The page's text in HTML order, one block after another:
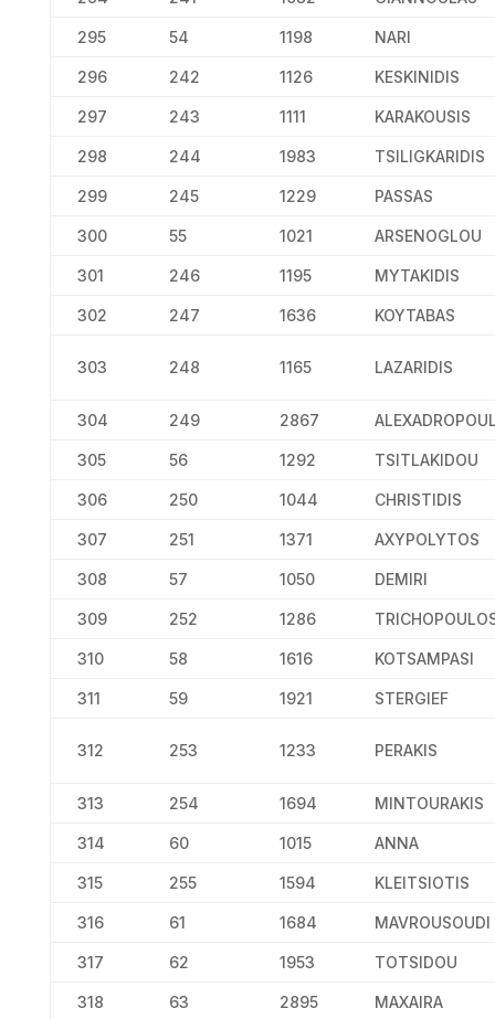
295 54 1198 NARI
296 242 1126 KESKINIDIS
297 243 1111 KARAKOUSIS
298 244 1983 TSILIGKARIDIS
299 245 1229 PASSAS
300 55 1021 ARSENOGLOU
301 246 1195 MYTAKIDIS
302 247 1636 KOYTABAS
303 248 1165 LAZARIDIS
304 249 2867
305 56 1292 TSITLAKIDOU
306 250 1044 CHRISTIDIS
307 251 1371 AXYPOLYTOS
308 57 1050 DEMIRI
309 252 1286
310 58 1616 KOTSAMPASI
311 59 1921 STERGIEF
312 253 1233 PERAKIS
313 254 1694 MINTOURAKIS
314 60 1015 ANNA
315 255 1594 KLEITSIOTIS
316 61 1684 MAVROUSOUDI
317 62 1953 TOTSIDOU
318 63 2895 MAXAIRA